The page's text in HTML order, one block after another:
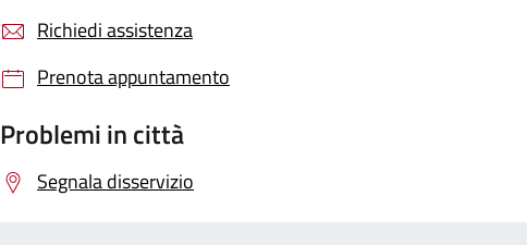
Richiedi assistenza
Prenota appuntamento
Problemi in città
Segnala disservizio